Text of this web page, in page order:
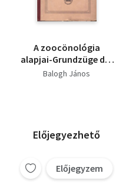
A zoocönológia
alapjai-Grundzüge der
zoozönologie
Balogh János
Előjegyezhető
Előjegyzem